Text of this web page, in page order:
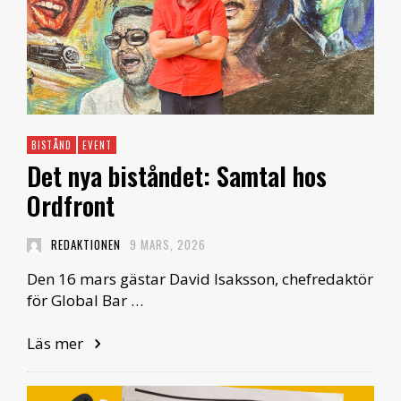
BISTÅND EVENT
Det nya biståndet: Samtal hos
Ordfront
REDAKTIONEN 9 MARS, 2026
Den 16 mars gästar David Isaksson, chefredaktör
för Global Bar …
Läs mer